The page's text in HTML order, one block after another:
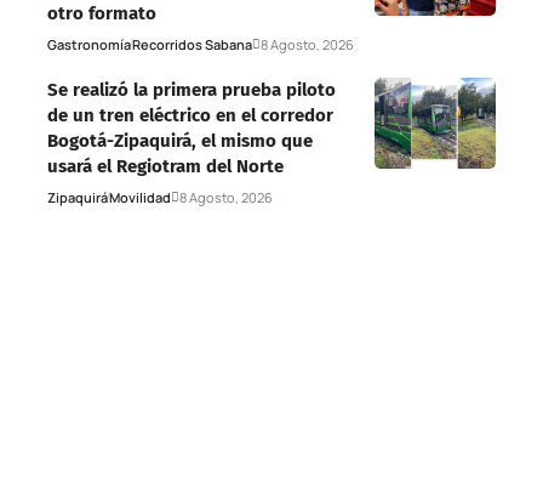
otro formato
GastronomíaRecorridos Sabana 8 Agosto, 2026
Se realizó la primera prueba piloto
de un tren eléctrico en el corredor
Bogotá-Zipaquirá, el mismo que
usará el Regiotram del Norte
ZipaquiráMovilidad 8 Agosto, 2026